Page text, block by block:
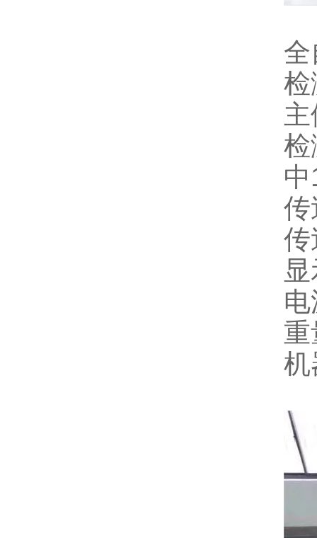
检
检
传
传
机